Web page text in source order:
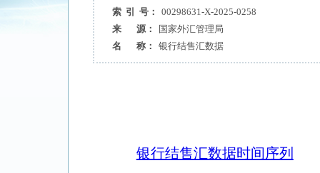
索 引 号：
00298631-X-2025-0258
来 源：
国家外汇管理局
名 称：
银行结售汇数据
银行结售汇数据时间序列